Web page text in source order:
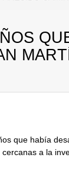
que había
a la